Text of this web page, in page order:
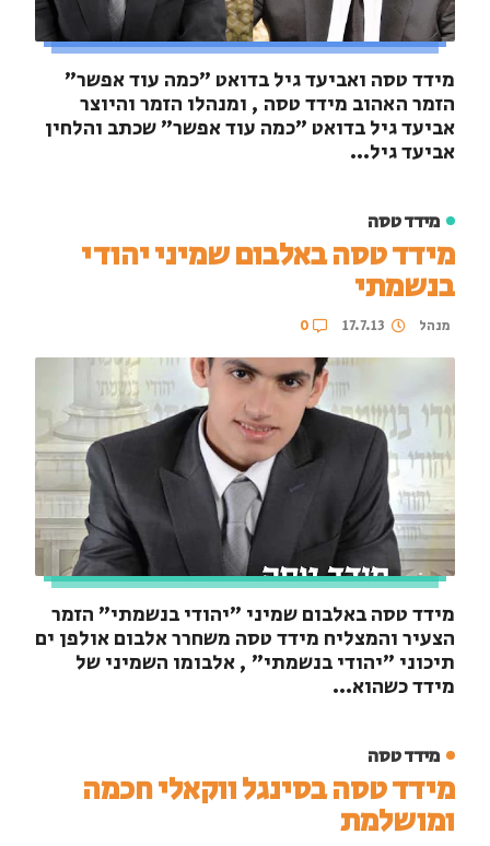
מידד טסה ואביעד גיל בדואט "כמה עוד אפשר"
הזמר האהוב מידד טסה , ומנהלו הזמר והיוצר
אביעד גיל בדואט "כמה עוד אפשר" שכתב והלחין
אביעד גיל...
מידד טסה
מידד טסה באלבום שמיני יהודי
בנשמתי
מנהל 17.7.13
0
מידד טסה באלבום שמיני "יהודי בנשמתי" הזמר
הצעיר והמצליח מידד טסה משחרר אלבום אולפן ים
תיכוני "יהודי בנשמתי" , אלבומו השמיני של
מידד כשהוא...
מידד טסה
מידד טסה בסינגל ווקאלי חכמה
ומושלמת